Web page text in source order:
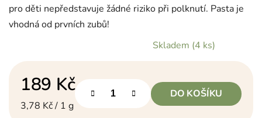
pro děti nepředstavuje žádné riziko při polknutí. Pasta je
vhodná od prvních zubů!
Skladem (4 ks)
189 Kč
Měrná cena:
3,78 Kč / 1 g
DO KOŠÍKU